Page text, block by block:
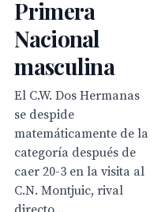
Primera
Nacional
masculina
El C.W. Dos Hermanas
se despide
matemáticamente de la
categoría después de
caer 20-3 en la visita al
C.N. Montjuic, rival